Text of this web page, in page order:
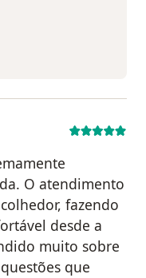
O atendimento
fazendo
desde a
muito sobre
que